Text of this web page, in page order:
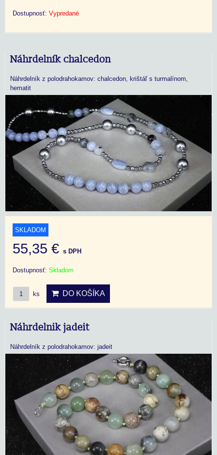
Dostupnosť: Vypredané
Náhrdelník chalcedon
Náhrdelník z polodrahokamov: chalcedon, krištáľ s turmalínom,
hematit
SKLADOM
55,35 € s DPH
Dostupnosť: Skladom
ks DO KOŠÍKA
Náhrdelnik jadeit
Náhrdelník z polodrahokamov: jadeit